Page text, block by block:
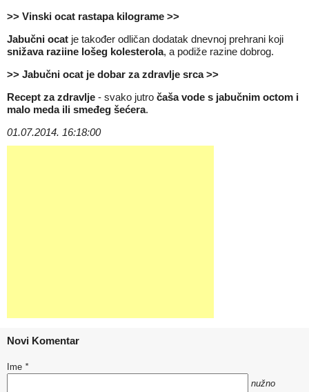
>> Vinski ocat rastapa kilograme >>
Jabučni ocat je također odličan dodatak dnevnoj prehrani koji
snižava raziine lošeg kolesterola, a podiže razine dobrog.
>> Jabučni ocat je dobar za zdravlje srca >>
Recept za zdravlje - svako jutro čaša vode s jabučnim octom i
malo meda ili smeđeg šećera.
01.07.2014. 16:18:00
Novi Komentar
Ime *
nužno